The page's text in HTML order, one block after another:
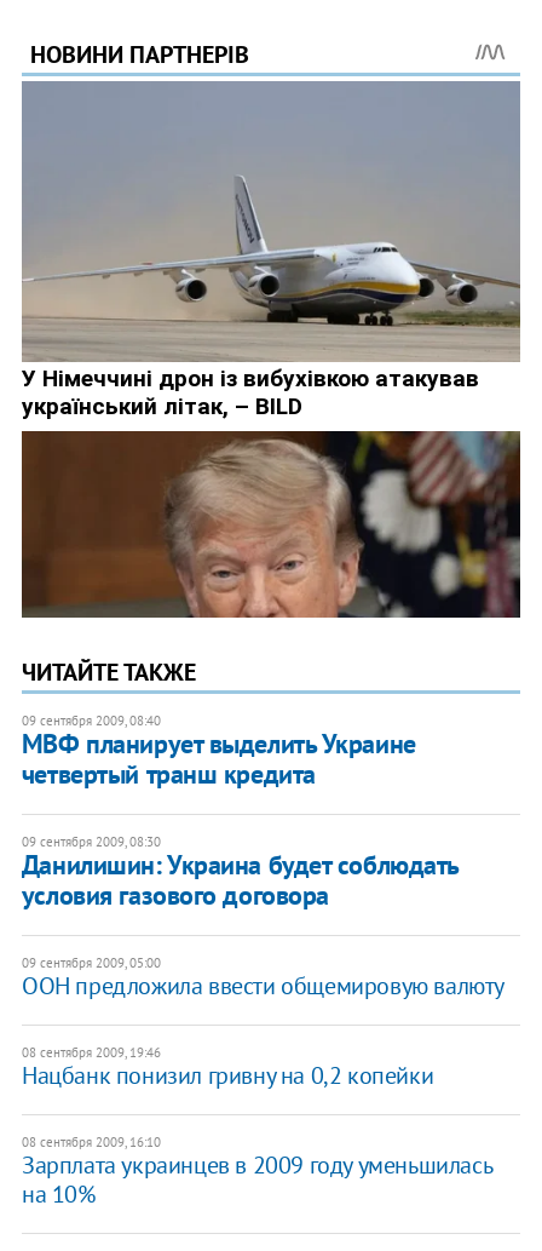
ЧИТАЙТЕ ТАКЖЕ
09 сентября 2009, 08:40
МВФ планирует выделить Украине
четвертый транш кредита
09 сентября 2009, 08:30
Данилишин: Украина будет соблюдать
условия газового договора
09 сентября 2009, 05:00
ООН предложила ввести общемировую валюту
08 сентября 2009, 19:46
Нацбанк понизил гривну на 0,2 копейки
08 сентября 2009, 16:10
Зарплата украинцев в 2009 году уменьшилась
на 10%